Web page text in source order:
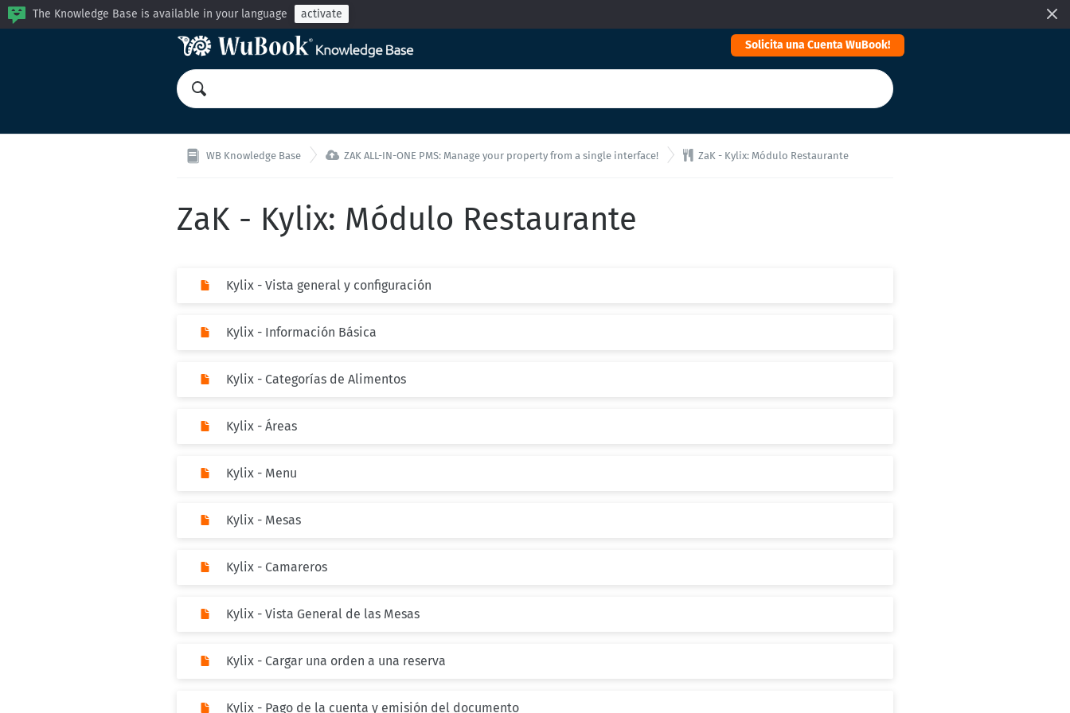
The Knowledge Base is available in your language activate
Solicita una Cuenta WuBook!
WB Knowledge Base  ZAK ALL-IN-ONE PMS: Manage your property from a single interface!  ZaK - Kylix: Módulo Restaurante
ZaK - Kylix: Módulo Restaurante
Kylix - Vista general y configuración
Kylix - Información Básica
Kylix - Categorías de Alimentos
Kylix - Áreas
Kylix - Menu
Kylix - Mesas
Kylix - Camareros
Kylix - Vista General de las Mesas
Kylix - Cargar una orden a una reserva
Kylix - Pago de la cuenta y emisión del documento